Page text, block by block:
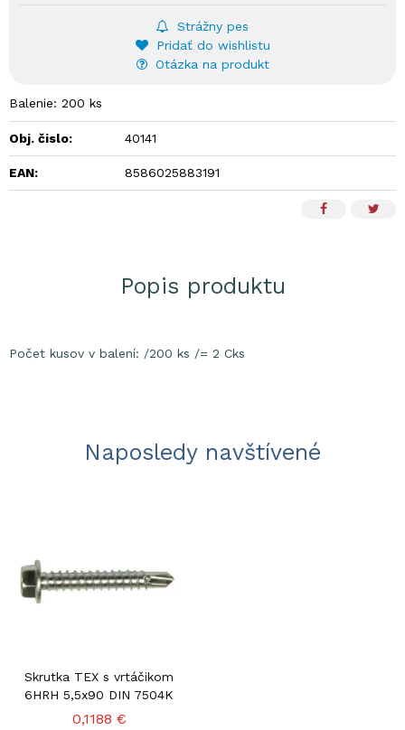
Strážny pes
Pridať do wishlistu
Otázka na produkt
Balenie: 200 ks
Obj. čislo: 40141
EAN: 8586025883191
Popis produktu
Počet kusov v balení: /200 ks /= 2 Cks
Naposledy navštívené
Skrutka TEX s vrtáčikom
6HRH 5,5x90 DIN 7504K
0,1188 €